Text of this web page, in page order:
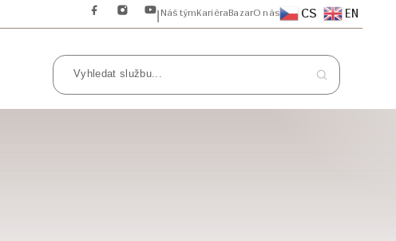
CS EN
O nás
Bazar
Kariéra
Náš tým